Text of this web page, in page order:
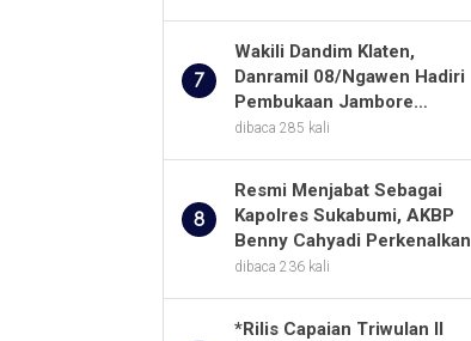
7
Wakili Dandim Klaten,
Danramil 08/Ngawen Hadiri
Pembukaan Jambore
Pramuka MTs Se-Jawa
dibaca 285 kali
8
Resmi Menjabat Sebagai
Kapolres Sukabumi, AKBP
Benny Cahyadi Perkenalkan
Program Unggulan
dibaca 236 kali
*Rilis Capaian Triwulan II